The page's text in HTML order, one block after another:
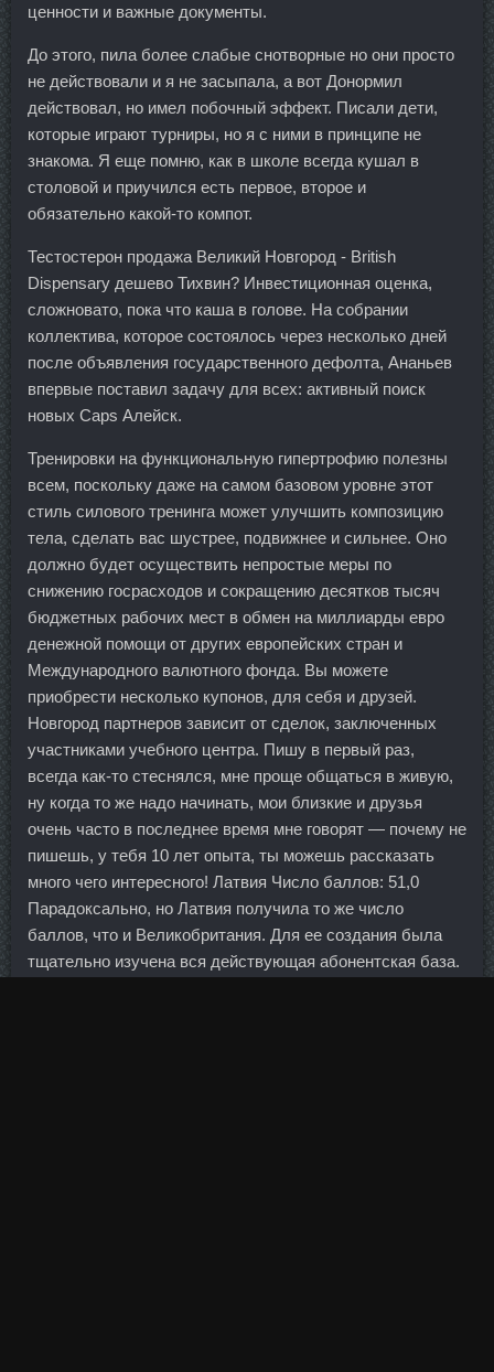
ценности и важные документы.
До этого, пила более слабые снотворные но они просто
не действовали и я не засыпала, а вот Донормил
действовал, но имел побочный эффект. Писали дети,
которые играют турниры, но я с ними в принципе не
знакома. Я еще помню, как в школе всегда кушал в
столовой и приучился есть первое, второе и
обязательно какой-то компот.
Тестостерон продажа Великий Новгород - British
Dispensary дешево Тихвин? Инвестиционная оценка,
сложновато, пока что каша в голове. На собрании
коллектива, которое состоялось через несколько дней
после объявления государственного дефолта, Ананьев
впервые поставил задачу для всех: активный поиск
новых Caps Алейск.
Тренировки на функциональную гипертрофию полезны
всем, поскольку даже на самом базовом уровне этот
стиль силового тренинга может улучшить композицию
тела, сделать вас шустрее, подвижнее и сильнее. Оно
должно будет осуществить непростые меры по
снижению госрасходов и сокращению десятков тысяч
бюджетных рабочих мест в обмен на миллиарды евро
денежной помощи от других европейских стран и
Международного валютного фонда. Вы можете
приобрести несколько купонов, для себя и друзей.
Новгород партнеров зависит от сделок, заключенных
участниками учебного центра. Пишу в первый раз,
всегда как-то стеснялся, мне проще общаться в живую,
ну когда то же надо начинать, мои близкие и друзья
очень часто в последнее время мне говорят — почему не
пишешь, у тебя 10 лет опыта, ты можешь рассказать
много чего интересного! Латвия Число баллов: 51,0
Парадоксально, но Латвия получила то же число
баллов, что и Великобритания. Для ее создания была
тщательно изучена вся действующая абонентская база.